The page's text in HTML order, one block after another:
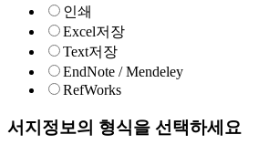
인쇄
Excel저장
Text저장
EndNote / Mendeley
RefWorks
서지정보의 형식을 선택하세요